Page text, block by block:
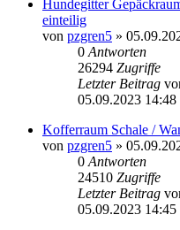
Hundegitter
einteilig
von pzgren5 »
0 Antworten
26294 Zugriffe
Letzter Beitrag
05.09.2023 14:48
Kofferraum Schale /
von pzgren5 »
0 Antworten
24510 Zugriffe
Letzter Beitrag
05.09.2023 14:45